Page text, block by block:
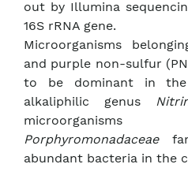
out by Illumina
16S rRNA gene.
Microorganisms
and purple non-sulfur
to be dominant in
alkaliphilic genus
Porphyromonadaceae
abundant bacteria in the